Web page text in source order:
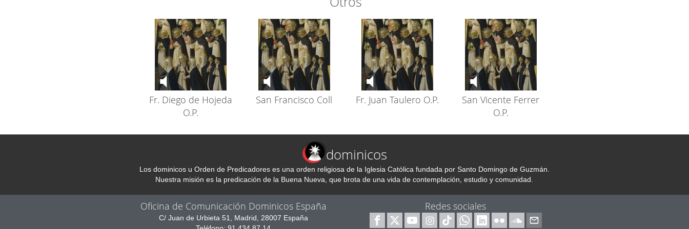
Fr. Diego de Hojeda
O.P.
San Francisco Coll Fr. Juan Taulero O.P.
San Vicente Ferrer
O.P.
dominicos
Los dominicos u Orden de Predicadores es una orden religiosa de la Iglesia Católica fundada por Santo Domingo de Guzmán.
Nuestra misión es la predicación de la Buena Nueva, que brota de una vida de contemplación, estudio y comunidad.
Oficina de Comunicación Dominicos España
C/ Juan de Urbieta 51, Madrid, 28007 España
Redes sociales